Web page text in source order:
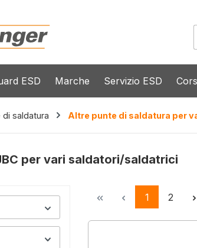
ESD Marche Servizio ESD
di saldatura Altre punte di saldatura per
per vari saldatori/saldatrici
Pagina
1 Pagina
2